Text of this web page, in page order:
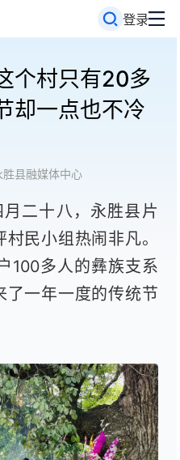
登录
个村只有20多
却一点也不冷
胜县融媒体中心
二十八，永胜县片
民小组热闹非凡。
100多人的彝族支系
了一年一度的传统节